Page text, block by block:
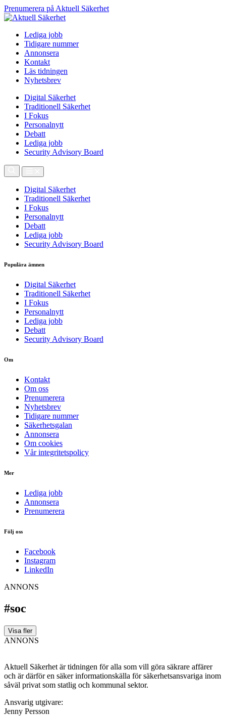
Prenumerera på Aktuell Säkerhet
Lediga jobb
Tidigare nummer
Annonsera
Kontakt
Läs tidningen
Nyhetsbrev
Digital Säkerhet
Traditionell Säkerhet
I Fokus
Personalnytt
Debatt
Lediga jobb
Security Advisory Board
Digital Säkerhet
Traditionell Säkerhet
I Fokus
Personalnytt
Debatt
Lediga jobb
Security Advisory Board
Populära ämnen
Digital Säkerhet
Traditionell Säkerhet
I Fokus
Personalnytt
Lediga jobb
Debatt
Security Advisory Board
Om
Kontakt
Om oss
Prenumerera
Nyhetsbrev
Tidigare nummer
Säkerhetsgalan
Annonsera
Om cookies
Vår integritetspolicy
Mer
Lediga jobb
Annonsera
Prenumerera
Följ oss
Facebook
Instagram
LinkedIn
ANNONS
#soc
Visa fler
ANNONS
Aktuell Säkerhet är tidningen för alla som vill göra säkrare affärer
och är därför en säker informationskälla för säkerhets­ansvariga inom
såväl privat som statlig och kommunal sektor.
Ansvarig utgivare:
Jenny Persson